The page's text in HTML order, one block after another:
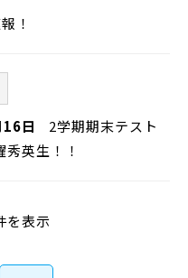
！
日
2学期期末テスト
英生！！
を表示